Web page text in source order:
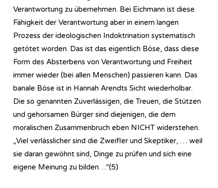
Verantwortung zu übernehmen. Bei Eichmann ist diese
Fähigkeit der Verantwortung aber in einem langen
Prozess der ideologischen Indoktrination systematisch
getötet worden. Das ist das eigentlich Böse, dass diese
Form des Absterbens von Verantwortung und Freiheit
immer wieder (bei allen Menschen) passieren kann. Das
banale Böse ist in Hannah Arendts Sicht wiederholbar.
Die so genannten Zuverlässigen, die Treuen, die Stützen
und gehorsamen Bürger sind diejenigen, die dem
moralischen Zusammenbruch eben NICHT widerstehen.
„Viel verlässlicher sind die Zweifler und Skeptiker, … weil
sie daran gewöhnt sind, Dinge zu prüfen und sich eine
eigene Meinung zu bilden…“(5)